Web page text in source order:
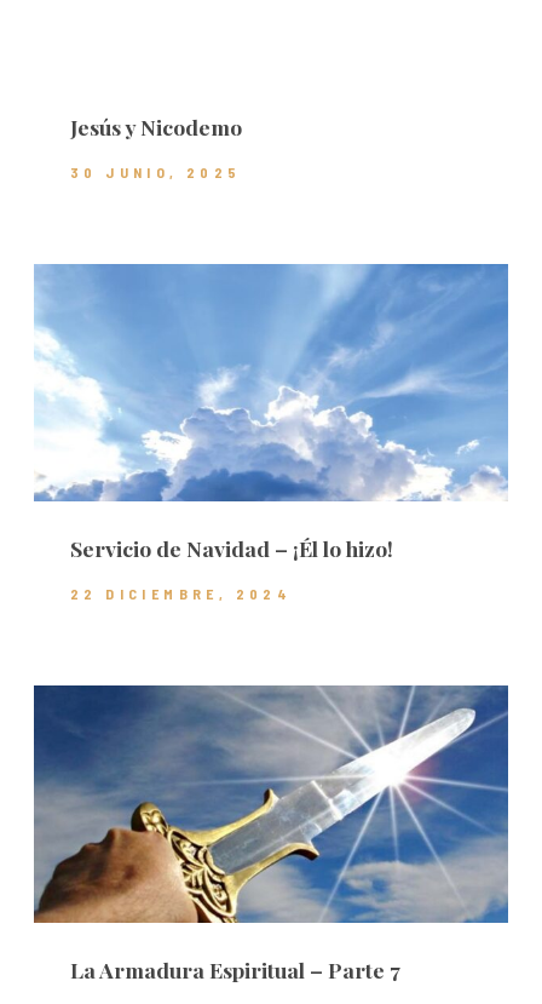
Jesús y Nicodemo
30 JUNIO, 2025
Servicio de Navidad – ¡Él lo hizo!
22 DICIEMBRE, 2024
La Armadura Espiritual – Parte 7